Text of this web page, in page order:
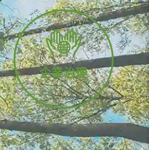
企業治理